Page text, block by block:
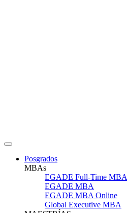
Posgrados
MBAs
EGADE Full-Time MBA
EGADE MBA
EGADE MBA Online
Global Executive MBA